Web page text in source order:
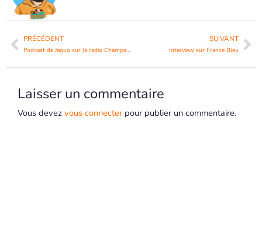
Précédent
PRÉCÉDENT
Podcast de Jaquo sur la radio Champagne FM
SUIVANT
Interview sur France Bleu
Laisser un commentaire
Vous devez vous connecter pour publier un commentaire.